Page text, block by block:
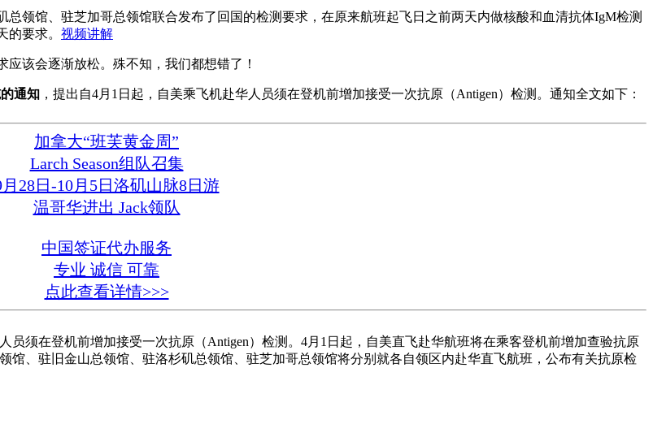
领馆、驻芝加哥总领馆联合发布了回国的检测要求，在原来航班起飞日之前两天内做核酸和血清抗体IgM检测
要求。 视频讲解
该会逐渐放松。殊不知，我们都想错了！
通知 ，提出自4月1日起，自美乘飞机赴华人员须在登机前增加接受一次抗原（Antigen）检测。通知全文如下：
加拿大“班芙黄金周”
Larch Season组队召集
月28日-10月5日洛矶山脉8日游
温哥华进出 Jack领队
中国签证代办服务
专业 诚信 可靠
点此查看详情>>>
须在登机前增加接受一次抗原（Antigen）检测。4月1日起，自美直飞赴华航班将在乘客登机前增加查验抗原
、驻旧金山总领馆、驻洛杉矶总领馆、驻芝加哥总领馆将分别就各自领区内赴华直飞航班，公布有关抗原检